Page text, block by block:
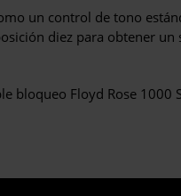
un control de tono
diez para obtener
bloqueo Floyd Rose 1000